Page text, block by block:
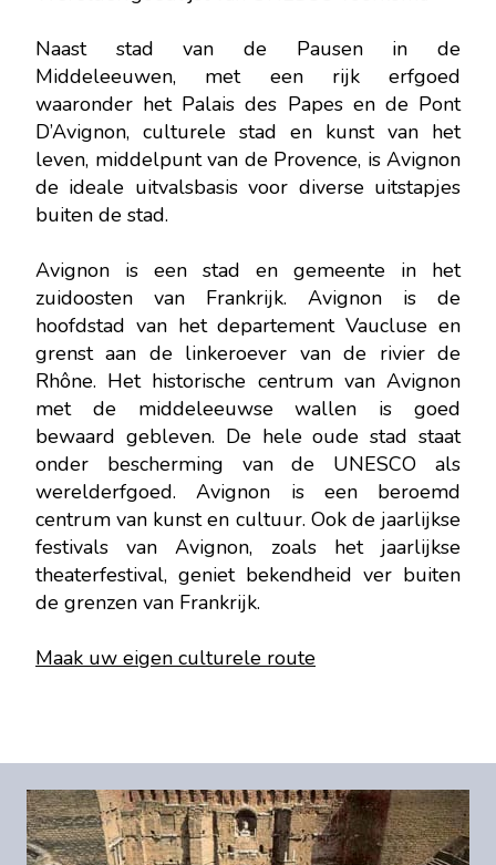
Naast stad van de Pausen in de
Middeleeuwen, met een rijk erfgoed
waaronder het Palais des Papes en de Pont
D’Avignon, culturele stad en kunst van het
leven, middelpunt van de Provence, is Avignon
de ideale uitvalsbasis voor diverse uitstapjes
buiten de stad.
Avignon is een stad en gemeente in het
zuidoosten van Frankrijk. Avignon is de
hoofdstad van het departement Vaucluse en
grenst aan de linkeroever van de rivier de
Rhône. Het historische centrum van Avignon
met de middeleeuwse wallen is goed
bewaard gebleven. De hele oude stad staat
onder bescherming van de UNESCO als
werelderfgoed. Avignon is een beroemd
centrum van kunst en cultuur. Ook de jaarlijkse
festivals van Avignon, zoals het jaarlijkse
theaterfestival, geniet bekendheid ver buiten
de grenzen van Frankrijk.
Maak uw eigen culturele route